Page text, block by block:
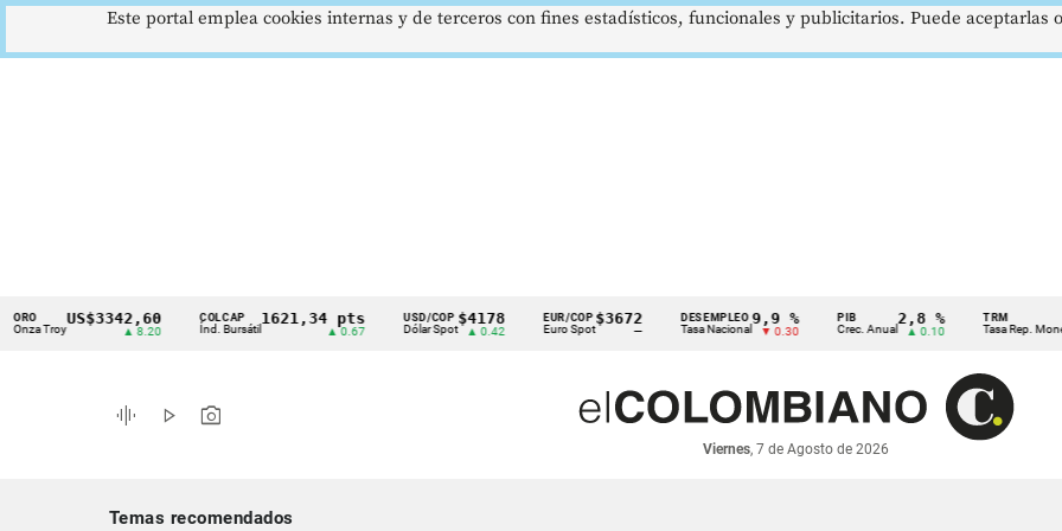
Cintillo
indicadores
económicos
Troy
US$3342,60 COLCAP
Índ. Bursátil
1621,34 pts USD/COP
Dólar Spot
$4178
▲ 0.42
EUR/COP
Euro Spot
$3672
—
DESEMPLEO
Tasa Nacional
9,9 %
▼ 0.30
PIB
Crec. Anual
2,8 %
▲ 0.10
TRM
Tasa Rep. Moneda
graphic_eq play_arrow photo_camera
Viernes, 7 de Agosto de 2026
Temas recomendados
Este portal emplea cookies internas y de terceros con fines estadísticos, funcionales y publicitarios. Puede aceptarlas